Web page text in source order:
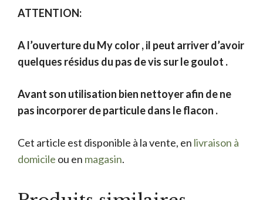
ATTENTION:
A l’ouverture du My color , il peut arriver d’avoir
quelques résidus du pas de vis sur le goulot .
Avant son utilisation bien nettoyer afin de ne
pas incorporer de particule dans le flacon .
Cet article est disponible à la vente, en livraison à
domicile ou en magasin.